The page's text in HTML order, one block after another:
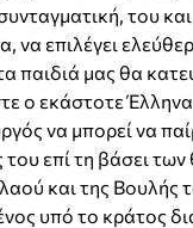
του και
να επιλέγει
παιδιά μας θα
ο εκάστοτε
να μπορεί να
επί τη βάσει
και της Βουλής
υπό το κράτος